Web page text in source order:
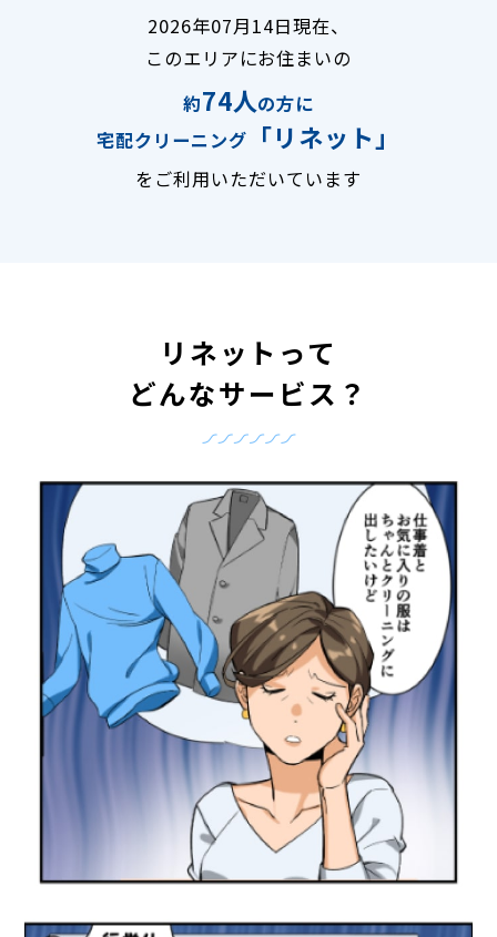
2026年07月14日現在、
このエリアにお住まいの
約74人の方に
宅配クリーニング
「リネット」
をご利用いただいています
リネットって
どんなサービス？